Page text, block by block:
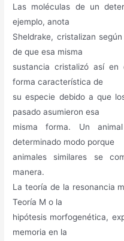
Las moléculas de un
ejemplo, anota
Sheldrake, cristalizan
de que esa misma
sustancia cristalizó así
forma característica de
su especie debido a que
pasado asumieron esa
misma forma. Un
determinado modo porque
animales similares se
manera.
La teoría de la resonancia
Teoría M o la
hipótesis morfogenética,
memoria en la